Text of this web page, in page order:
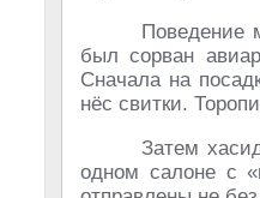
Поведение
был сорван
Сначала на
нёс свитки.
Затем
одном салоне с